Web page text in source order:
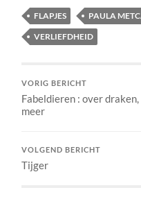
FLAPJES PAULA
VERLIEFDHEID
VORIG BERICHT
Fabeldieren : over
meer
VOLGEND BERICHT
Tijger